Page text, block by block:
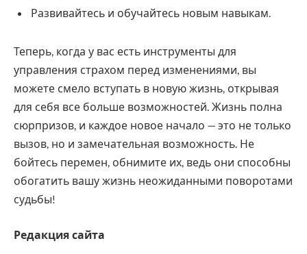
Развивайтесь и обучайтесь новым навыкам.
Теперь, когда у вас есть инструменты для
управления страхом перед изменениями, вы
можете смело вступать в новую жизнь, открывая
для себя все больше возможностей. Жизнь полна
сюрпризов, и каждое новое начало — это не только
вызов, но и замечательная возможность. Не
бойтесь перемен, обнимите их, ведь они способны
обогатить вашу жизнь неожиданными поворотами
судьбы!
Редакция сайта